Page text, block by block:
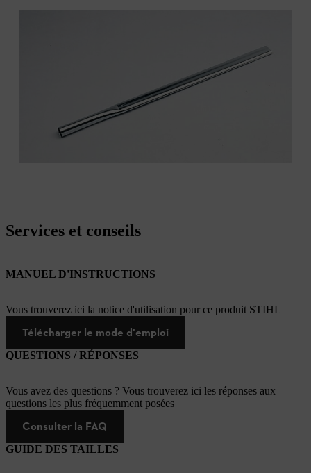
Services et conseils
MANUEL D'INSTRUCTIONS
Vous trouverez ici la notice d'utilisation pour ce produit STIHL
Télécharger le mode d'emploi
QUESTIONS / RÉPONSES
Vous avez des questions ? Vous trouverez ici les réponses aux
questions les plus fréquemment posées
Consulter la FAQ
GUIDE DES TAILLES